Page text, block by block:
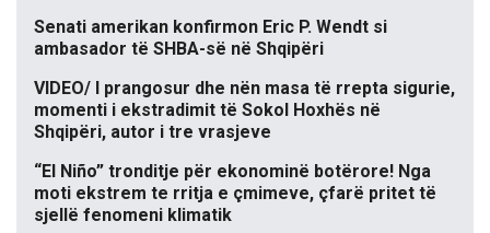
Senati amerikan konfirmon Eric P. Wendt si
ambasador të SHBA-së në Shqipëri
VIDEO/ I prangosur dhe nën masa të rrepta sigurie,
momenti i ekstradimit të Sokol Hoxhës në
Shqipëri, autor i tre vrasjeve
“El Niño” tronditje për ekonominë botërore! Nga
moti ekstrem te rritja e çmimeve, çfarë pritet të
sjellë fenomeni klimatik